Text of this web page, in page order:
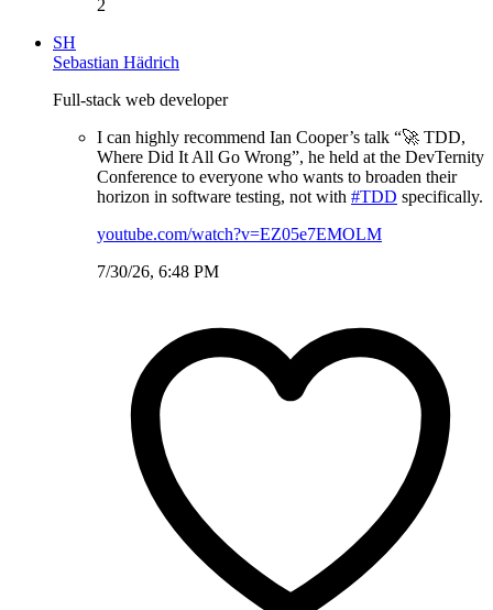
2
SH
Sebastian Hädrich
Full-stack web developer
I can highly recommend Ian Cooper’s talk “🚀 TDD,
Where Did It All Go Wrong”, he held at the DevTernity
Conference to everyone who wants to broaden their
horizon in software testing, not with #TDD specifically.
youtube.com/watch?v=EZ05e7EMOLM
7/30/26, 6:48 PM